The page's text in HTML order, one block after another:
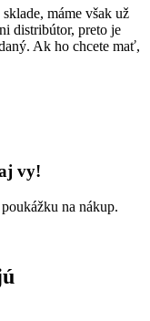
máme však už
distribútor, preto je
Ak ho chcete mať,
vy!
na nákup.